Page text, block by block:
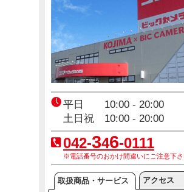
4月24日(金)～10月31日(土)
【東京都】東京アプリ生活応援事業ス
2月2日(月)～8月20日(木)
エアコン2027年問題！
12月23日(火)～12月31日(木)
平日 10:00 - 20:00
土日祝 10:00 - 20:00
042-346-0111
※電話番号のおかけ間違いにご注意下さ
取扱商品・サービス アクセス